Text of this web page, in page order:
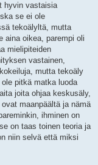
hyvin vastaisia
se ei ole
tekoälyltä, mutta
aina oikea, parempi oli
mielipiteiden
vastainen,
mutta tekoäly
pitkä matka luoda
joita ohjaa keskusäly,
maanpäältä ja nämä
ihminen on
on taas toinen teoria ja
niin selvä että miksi